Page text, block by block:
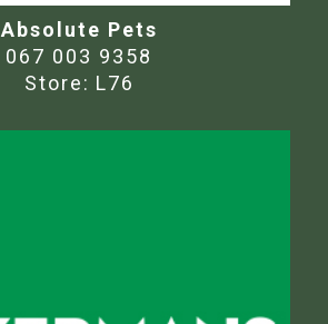
Absolute Pets
067 003 9358
Store: L76